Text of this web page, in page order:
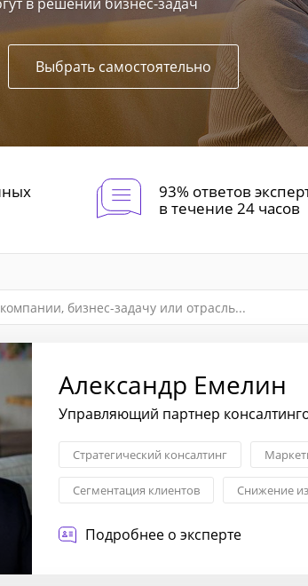
Выбрать самостоятельно
93% ответов
в течение 24 часов
Александр Емелин
Управляющий партнер
Стратегический консалтинг
Сегментация клиентов Снижение
Стратегия выхода на рынок
Подробнее о эксперте